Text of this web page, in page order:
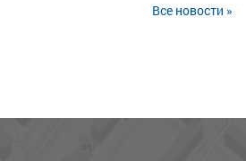
Все новости »